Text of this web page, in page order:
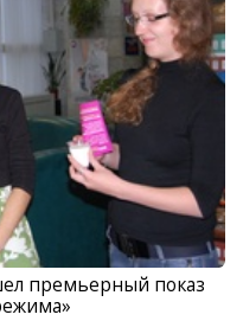
премьерный показ